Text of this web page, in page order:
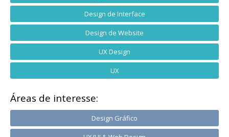
Design de Interface
Design de Website
UX Design
UX
Áreas de interesse:
Design Gráfico